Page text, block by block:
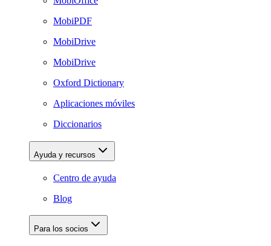
MobiPDF
MobiDrive
MobiDrive
Oxford Dictionary
Aplicaciones móviles
Diccionarios
Ayuda y recursos
Centro de ayuda
Blog
Para los socios